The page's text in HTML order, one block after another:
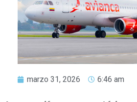
marzo 31, 2026 6:46 am